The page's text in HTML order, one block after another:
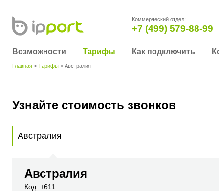
Коммерческий отдел:
+7 (499) 579-88-99
Возможности Тарифы Как подключить
Главная > Тарифы > Австралия
Узнайте стоимость звонков
Австралия
Код: +611